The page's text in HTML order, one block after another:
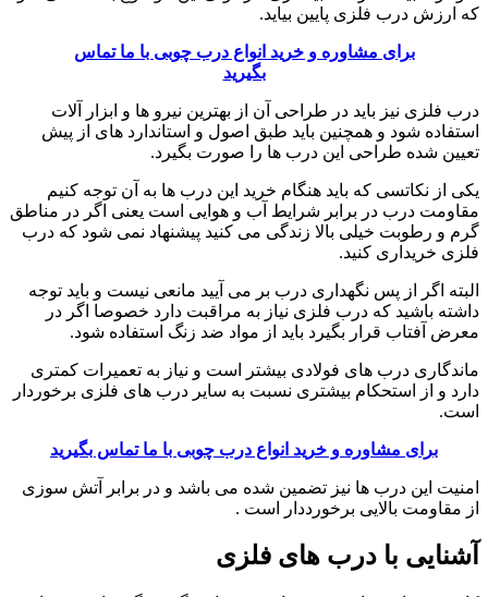
که ارزش درب فلزی پایین بیاید.
برای مشاوره و خرید انواع درب چوبی با ما تماس
بگیرید
درب فلزی نیز باید در طراحی آن از بهترین نیرو ها و ابزار آلات
استفاده شود و همچنین باید طبق اصول و استاندارد های از پیش
تعیین شده طراحی این درب ها را صورت بگیرد.
یکی از نکاتسی که باید هنگام خرید این درب ها به آن توجه کنیم
مقاومت درب در برابر شرایط آب و هوایی است یعنی اگر در مناطق
گرم و رطوبت خیلی بالا زندگی می کنید پیشنهاد نمی شود که درب
فلزی خریداری کنید.
البته اگر از پس نگهداری درب بر می آیید مانعی نیست و باید توجه
داشته باشید که درب فلزی نیاز به مراقبت دارد خصوصا اگر در
معرض آفتاب قرار بگیرد باید از مواد ضد زنگ استفاده شود.
ماندگاری درب های فولادی بیشتر است و نیاز به تعمیرات کمتری
دارد و از استحکام بیشتری نسبت به سایر درب های فلزی برخوردار
است.
برای مشاوره و خرید انواع درب چوبی با ما تماس بگیرید
امنیت این درب ها نیز تضمین شده می باشد و در برابر آتش سوزی
از مقاومت بالایی برخورددار است .
آشنایی با درب های فلزی